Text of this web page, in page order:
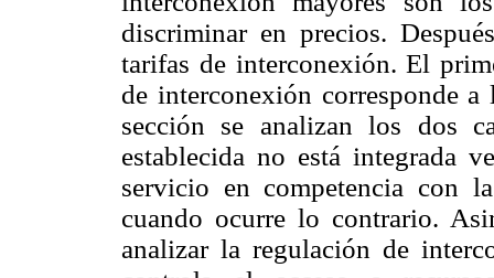
discriminar en precios.
tarifas de interconexión. El
de interconexión corresponde
sección se analizan los dos
establecida no está integrada
servicio en competencia con
cuando ocurre lo contrario.
analizar la regulación de